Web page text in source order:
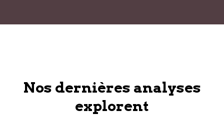
Nos dernières analyses
explorent